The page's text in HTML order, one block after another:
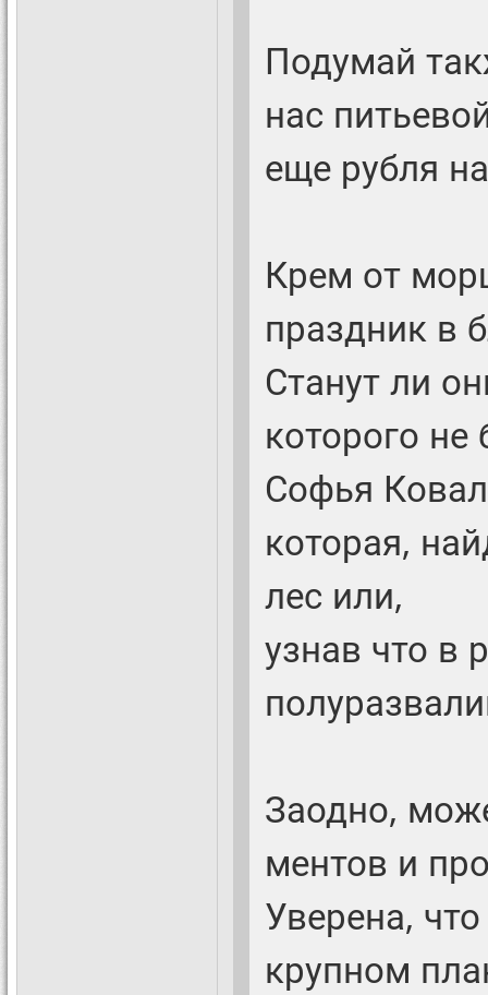
Подумай
нас
еще рубля
Крем от
праздник в
Станут ли
которого
Софья
которая,
лес или,
узнав что в
Заодно,
ментов и
Уверена,
крупном